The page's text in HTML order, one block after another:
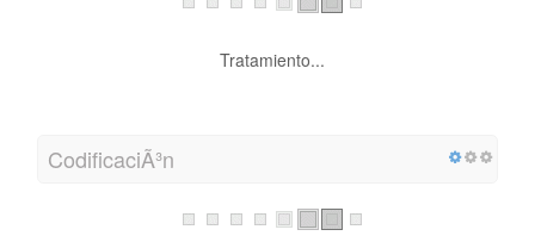
Tratamiento...
CodificaciÃ³n